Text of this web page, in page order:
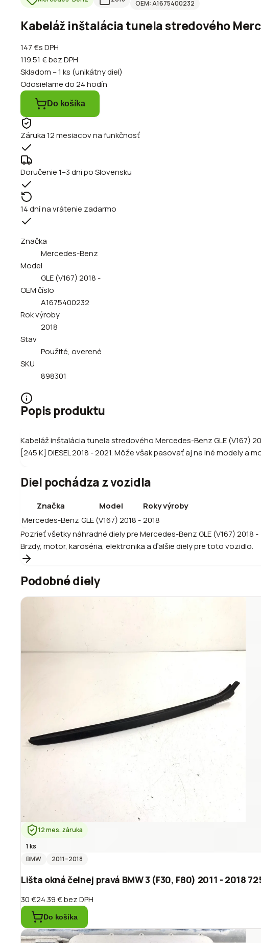
OEM:A1675400232
Kabeláž inštalácia tunela stredového
147 €s DPH
119.51 €bez DPH
Skladom – 1 ks (unikátny diel)
Odosielame do 24 hodín
Do košíka
Záruka 12 mesiacov na funkčnosť
Doručenie 1–3 dni po Slovensku
14 dní na vrátenie zadarmo
Značka
Mercedes-Benz
Model
GLE (V167) 2018 -
OEM číslo
A1675400232
Rok výroby
2018
Stav
Použité, overené
SKU
898301
Popis produktu
Kabeláž inštalácia tunela stredového Mercedes-Benz GLE (V167)
[245 K] DIESEL 2018 - 2021. Môže však pasovať aj na iné modely
Diel pochádza z vozidla
Značka Model
Roky výroby
Mercedes-Benz GLE (V167) 2018 -2018
Pozrieť všetky náhradné diely preMercedes-BenzGLE (V167) 2018 -
Brzdy, motor, karoséria, elektronika a ďalšie diely pre toto vozidlo.
Podobné diely
12 mes. záruka
1 ks
BMW
2011–2018
Lišta okná čelnej pravá BMW 3 (F30, F80) 2011 - 2018
30 €24.39 €bez DPH
Do košíka